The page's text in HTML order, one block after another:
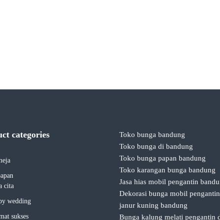
categories
cita
wedding
sukses
Toko bunga bandung
Toko bunga di bandung
Toko bunga papan bandung
Toko karangan bunga bandung
Jasa hias mobil pengantin
Dekorasi bunga mobil
janur kuning bandung
Bunga kalung melati pengantin